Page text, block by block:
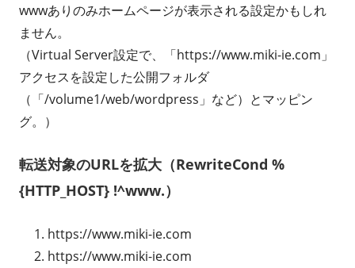
wwwありのみホームページが表示される設定かもしれ
ません。
（Virtual Server設定で、「https://www.miki-ie.com」
アクセスを設定した公開フォルダ
（「/volume1/web/wordpress」など）とマッピン
グ。）
転送対象のURLを拡大（RewriteCond %
{HTTP_HOST} !^www.）
https://www.miki-ie.com
https://www.miki-ie.com